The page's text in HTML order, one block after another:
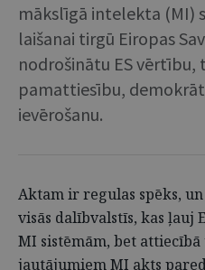
mākslīgā intelekta (MI)
laišanai tirgū Eiropas
nodrošinātu ES
pamattiesību,
ievērošanu.
Aktam ir regulas spēks,
visās dalībvalstīs, kas ļauj
MI sistēmām, bet attiecībā
jautājumiem MI akts